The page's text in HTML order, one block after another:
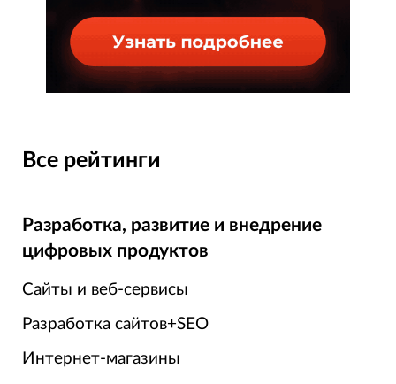
Все рейтинги
Разработка, развитие и внедрение
цифровых продуктов
Сайты и веб-сервисы
Разработка сайтов+SEO
Интернет-магазины